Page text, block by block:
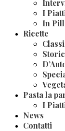
I
In
Ricette
Pasta la
I
News
Contatti